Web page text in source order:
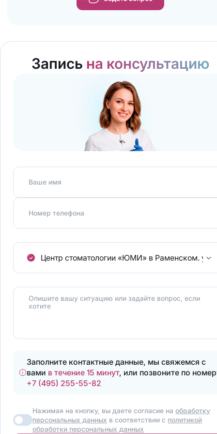
Запись на консультацию
Ваше имя
Номер телефона
Центр стоматологии «ЮМИ» в Раменском. ул.
Опишите вашу ситуацию или задайте вопрос, если
хотите
Заполните контактные данные, мы свяжемся с
вами в течение 15 минут, или позвоните по
+7 (495) 255-55-82
Нажимая на кнопку, вы даете согласие наобработку
персональных данных в соответствии с политикой
обработки персональных данных